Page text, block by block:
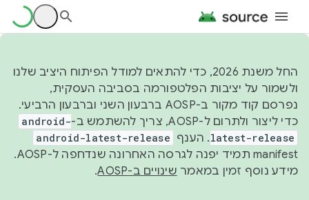
החל משנת 2026, כדי להתאים למודל הפיתוח היציב שלנו
ולשמור על יציבות הפלטפורמה בסביבה העסקית,
נפרסם קוד מקור ב-AOSP ברבעון השני וברבעון הרביעי.
כדי ליצור ולתרום ל-AOSP, צריך להשתמש ב-
android-
latest-release. הענף android-latest-release
manifest תמיד יפנה לגרסה האחרונה שנדחפה ל-AOSP.
מידע נוסף זמין במאמר שינויים ב-AOSP .